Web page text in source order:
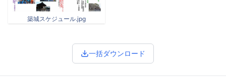
築城スケジュール.jpg
一括ダウンロード